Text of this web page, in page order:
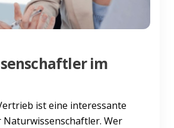
im
ist eine interessante
Wer